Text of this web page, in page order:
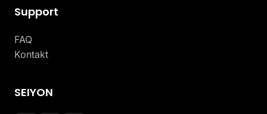
SEIYON
Support
FAQ
Kontakt